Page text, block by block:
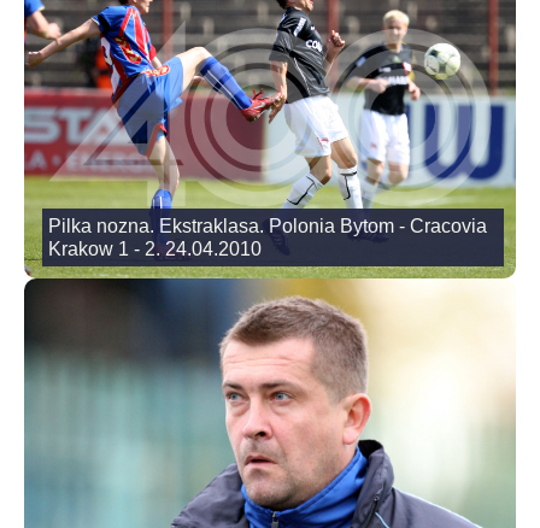
Pilka nozna. Ekstraklasa. Polonia Bytom - Cracovia
Krakow 1 - 2. 24.04.2010